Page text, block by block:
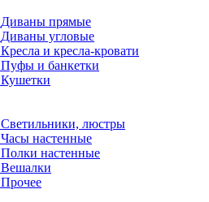
Диваны прямые
Диваны угловые
Кресла и кресла-кровати
Пуфы и банкетки
Кушетки
Светильники, люстры
Часы настенные
Полки настенные
Вешалки
Прочее